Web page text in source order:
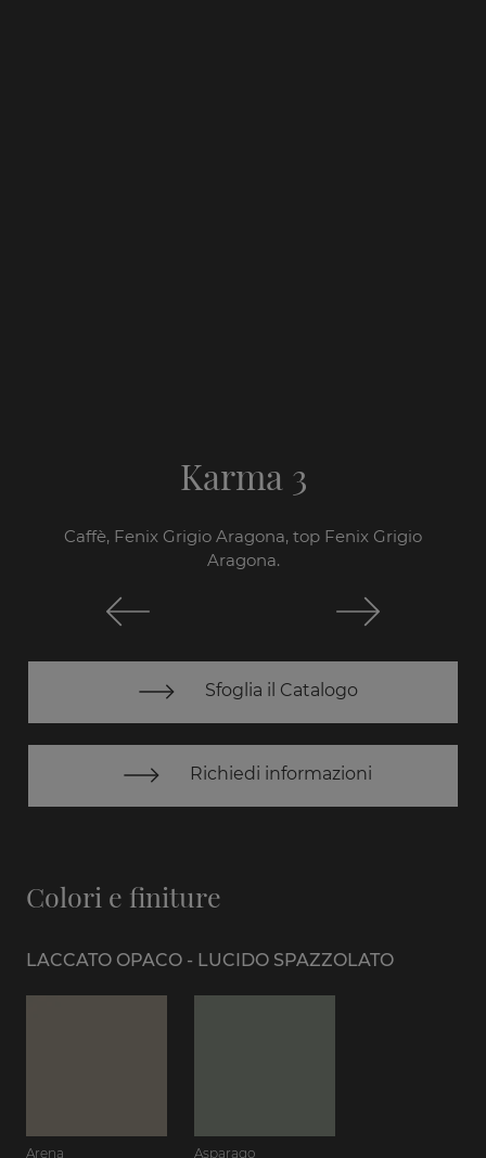
Caffè, Fenix Grigio Aragona, top Fenix Grigio
Aragona.
Sfoglia il Catalogo
Richiedi informazioni
Karma 3
Colori e finiture
LACCATO OPACO - LUCIDO SPAZZOLATO
Arena Asparago